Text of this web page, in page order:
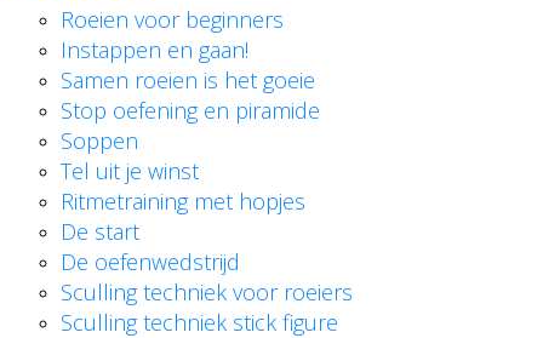
Roeien voor beginners
Instappen en gaan!
Samen roeien is het goeie
Stop oefening en piramide
Soppen
Tel uit je winst
Ritmetraining met hopjes
De start
De oefenwedstrijd
Sculling techniek voor roeiers
Sculling techniek stick figure